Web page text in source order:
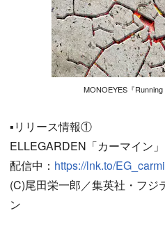
MONOEYES『Running
▪️リリース情報①
ELLEGARDEN「カーマイン」
配信中： https://lnk.to/
(C)尾田栄一郎／集英社・フジ
ン